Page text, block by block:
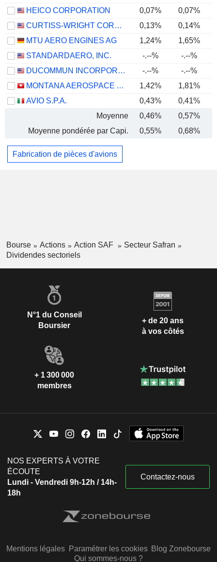
HEICO CORPORATION
0,07%
0,07%
CURTISS-WRIGHT CORPORATION
0,13% 0,14%
MTU AERO ENGINES AG
1,24%
1,65%
STANDARDAERO, INC.
-.--% -.--%
DUCOMMUN INCORPORATED
-.--% -.--%
MONTANA AEROSPACE AG
1,42% 1,81%
AVIO S.P.A.
0,43% 0,41%
Moyenne
0,46% 0,57%
Moyenne pondérée par Capi.
0,55% 0,68%
Fabrication de pièces d'avions
Bourse Actions Action SAF
Secteur Safran
Dividendes sectoriels
N°1 du Conseil
Boursier
+ de 20 ans
à vos côtés
+ 1 300 000
membres
NOS EXPERTS À VOTRE
ÉCOUTE
Lundi - Vendredi 9h-12h / 14h-
18h
Contactez-nous
Mentions légales Paramétrer les cookies Blog Zonebourse
Qui sommes-nous ?